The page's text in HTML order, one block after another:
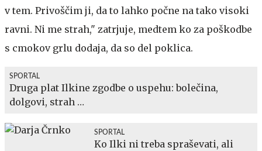
v tem. Privoščim ji, da to lahko počne na tako visoki
ravni. Ni me strah," zatrjuje, medtem ko za poškodbe
s cmokov grlu dodaja, da so del poklica.
SPORTAL
Druga plat Ilkine zgodbe o uspehu: bolečina,
dolgovi, strah …
SPORTAL
Ko Ilki ni treba spraševati, ali